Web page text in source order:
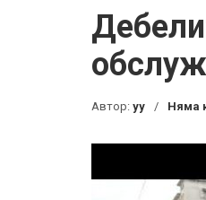
Автор: yy Няма